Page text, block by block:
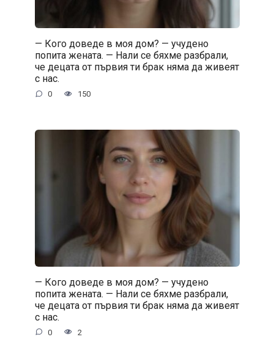
— Кого доведе в моя дом? — учудено
попита жената. — Нали се бяхме разбрали,
че децата от първия ти брак няма да живеят
с нас.
0 150
— Кого доведе в моя дом? — учудено
попита жената. — Нали се бяхме разбрали,
че децата от първия ти брак няма да живеят
с нас.
0 2